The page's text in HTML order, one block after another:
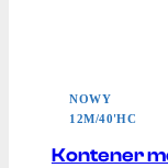
NOWY
12M/40'HC
Kontener